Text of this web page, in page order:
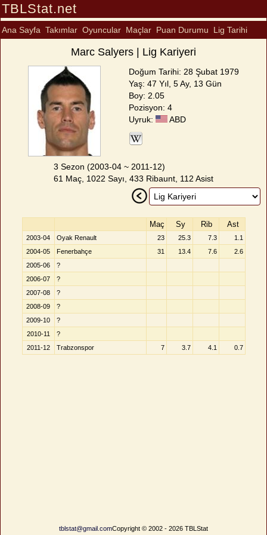
TBLStat.net
Ana Sayfa Takımlar Oyuncular Maçlar Puan Durumu Lig Tarihi
Marc Salyers | Lig Kariyeri
Doğum Tarihi: 28 Şubat 1979
Yaş: 47 Yıl, 5 Ay, 13 Gün
Boy: 2.05
Pozisyon: 4
Uyruk:
ABD
3 Sezon (2003-04 ~ 2011-12)
61 Maç, 1022 Sayı, 433 Ribaunt, 112 Asist
Maç Sy Rib Ast
2003-04 Oyak Renault 23 25.3 7.3
1.1
2004-05
Fenerbahçe 31 13.4 7.6
2.6
2005-06
?
2006-07
?
2007-08
?
2008-09
?
2009-10
?
2010-11
?
2011-12
Trabzonspor 7 3.7 4.1 0.7
tblstat@gmail.comCopyright © 2002 - 2026 TBLStat